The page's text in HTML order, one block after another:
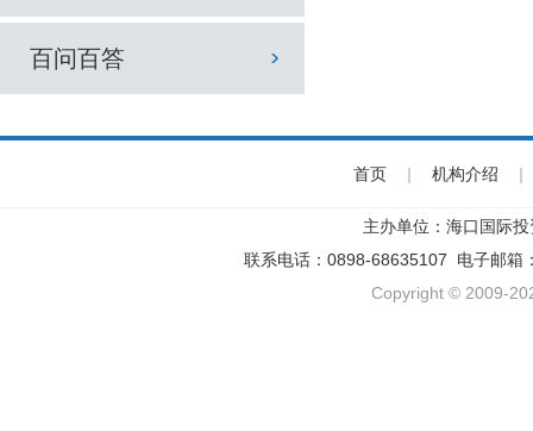
百问百答
首页 | 机构介绍 |
主办单位：海口国际
联系电话：0898-68635107 电子邮箱
Copyright © 2009-